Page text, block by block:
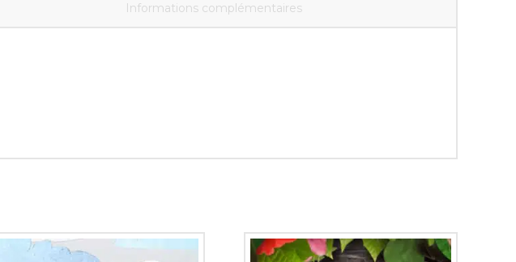
Informations complémentaires